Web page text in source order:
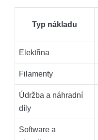
Typ nákladu
Elektřina
Filamenty
Údržba​ a náhradní
díly
Software a